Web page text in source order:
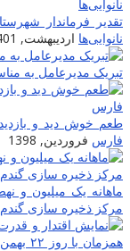
تقدیر فرماندار
نانوایی‌ها اردیبهشت, 1401
تبریک مدیرعامل به
طعم خوش دید و
فارس فروردین, 1398
ماهانه یک میلیون و
مرکز ذخیره سازی گندم